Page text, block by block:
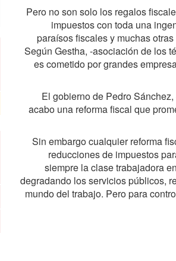
Pero no son solo los regalos
impuestos con toda una
paraísos fiscales y muchas
Según Gestha, -asociación de los
es cometido por grandes
El gobierno de Pedro
acabo una reforma fiscal que
Sin embargo cualquier reforma
reducciones de impuestos
siempre la clase trabajadora
degradando los servicios públicos,
mundo del trabajo. Pero para